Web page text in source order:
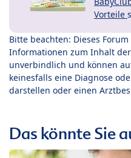
Vorteile
Bitte beachten: Dieses
Informationen zum Inhalt
unverbindlich und können
keinesfalls eine Diagnose
darstellen oder einen
Das könnte Sie